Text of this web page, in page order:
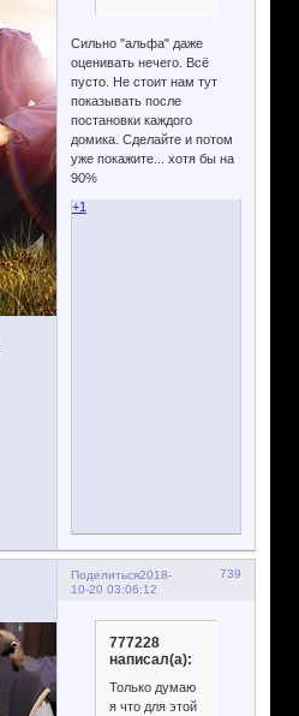
Сильно "альфа" даже
оценивать нечего. Всё
пусто. Не стоит нам тут
показывать после
постановки каждого
домика. Сделайте и потом
уже покажите... хотя бы на
90%
+1
Поделиться 739
2018-
10-20 03:06:12
777228
написал(а):
Только думаю
я что для этой